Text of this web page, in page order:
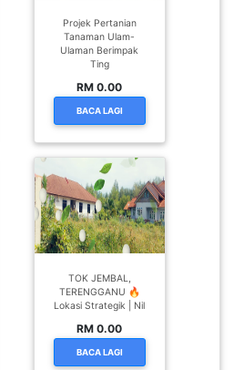
Projek Pertanian
Tanaman Ulam-
Ulaman Berimpak
Ting
RM 0.00
BACA LAGI
TOK JEMBAL,
TERENGGANU 🔥
Lokasi Strategik | Nil
RM 0.00
BACA LAGI